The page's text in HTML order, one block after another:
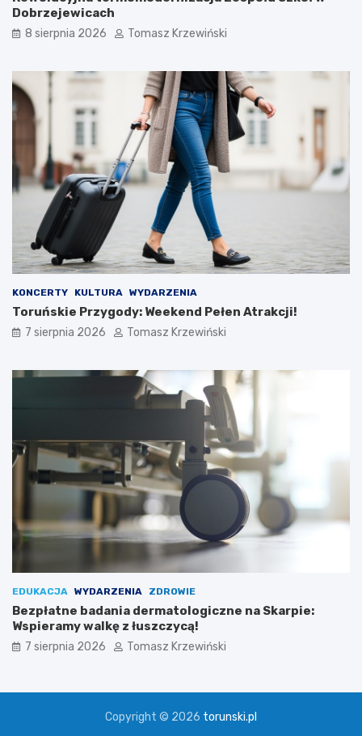
Dobrzejewicach
8 sierpnia 2026 Tomasz Krzewiński
KONCERTY KULTURA WYDARZENIA
Toruńskie Przygody: Weekend Pełen Atrakcji!
7 sierpnia 2026 Tomasz Krzewiński
EDUKACJA WYDARZENIA ZDROWIE
Bezpłatne badania dermatologiczne na Skarpie:
Wspieramy walkę z łuszczycą!
7 sierpnia 2026 Tomasz Krzewiński
Copyright © 2026 torunski.pl